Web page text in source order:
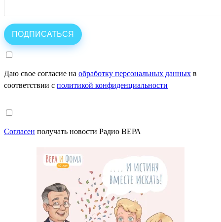
Даю свое согласие на обработку персональных данных в
соответствии с политикой конфиденциальности
Согласен получать новости Радио ВЕРА